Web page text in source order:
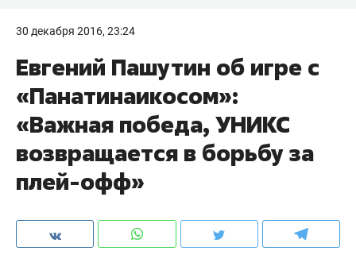
30 декабря 2016, 23:24
Евгений Пашутин об игре с
«Панатинаикосом»:
«Важная победа, УНИКС
возвращается в борьбу за
плей-офф»